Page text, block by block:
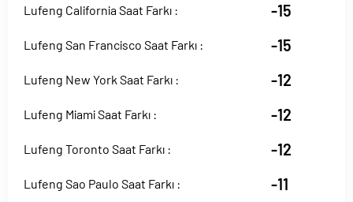
Lufeng California Saat Farkı : -15
Lufeng San Francisco Saat Farkı : -15
Lufeng New York Saat Farkı : -12
Lufeng Miami Saat Farkı : -12
Lufeng Toronto Saat Farkı : -12
Lufeng Sao Paulo Saat Farkı : -11